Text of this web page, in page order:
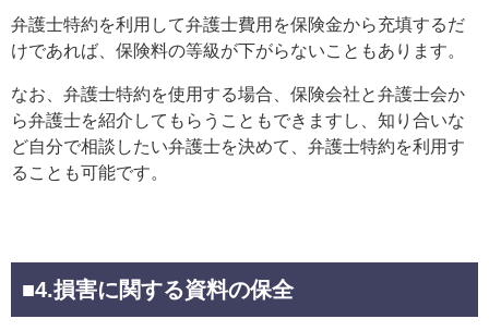
弁護士特約を利用して弁護士費用を保険金から充填するだ
けであれば、保険料の等級が下がらないこともあります。
なお、弁護士特約を使用する場合、保険会社と弁護士会か
ら弁護士を紹介してもらうこともできますし、知り合いな
ど自分で相談したい弁護士を決めて、弁護士特約を利用す
ることも可能です。
■4.損害に関する資料の保全